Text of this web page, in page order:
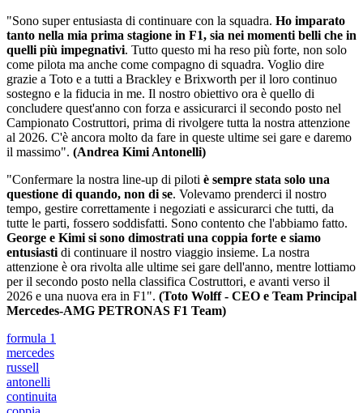
"Sono super entusiasta di continuare con la squadra. Ho imparato
tanto nella mia prima stagione in F1, sia nei momenti belli che in
quelli più impegnativi. Tutto questo mi ha reso più forte, non solo
come pilota ma anche come compagno di squadra. Voglio dire
grazie a Toto e a tutti a Brackley e Brixworth per il loro continuo
sostegno e la fiducia in me. Il nostro obiettivo ora è quello di
concludere quest'anno con forza e assicurarci il secondo posto nel
Campionato Costruttori, prima di rivolgere tutta la nostra attenzione
al 2026. C'è ancora molto da fare in queste ultime sei gare e daremo
il massimo". (Andrea Kimi Antonelli)
"Confermare la nostra line-up di piloti è sempre stata solo una
questione di quando, non di se. Volevamo prenderci il nostro
tempo, gestire correttamente i negoziati e assicurarci che tutti, da
tutte le parti, fossero soddisfatti. Sono contento che l'abbiamo fatto.
George e Kimi si sono dimostrati una coppia forte e siamo
entusiasti di continuare il nostro viaggio insieme. La nostra
attenzione è ora rivolta alle ultime sei gare dell'anno, mentre lottiamo
per il secondo posto nella classifica Costruttori, e avanti verso il
2026 e una nuova era in F1". (Toto Wolff - CEO e Team Principal
Mercedes-AMG PETRONAS F1 Team)
formula 1
mercedes
russell
antonelli
continuita